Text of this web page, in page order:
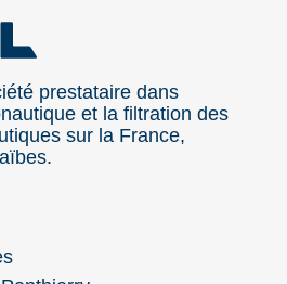
prestataire dans
et la filtration des
sur la France,